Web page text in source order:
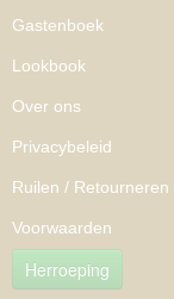
Gastenboek
Lookbook
Over ons
Privacybeleid
Ruilen / Retourneren
Voorwaarden
Herroeping